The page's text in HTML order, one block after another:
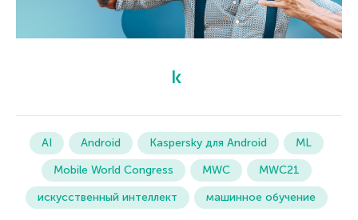
AI Android Kaspersky для Android
ML
Mobile World Congress
MWC
MWC21
искусственный интеллект
машинное обучение